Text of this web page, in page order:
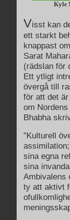
Kyle
Visst kan
ett starkt
knappast
Sarat
(rädslan för
Ett ytligt
övergå till
för att det
om
Bhabha
”Kulturell
sina egna
sina
Ambivalens
ty att aktivt